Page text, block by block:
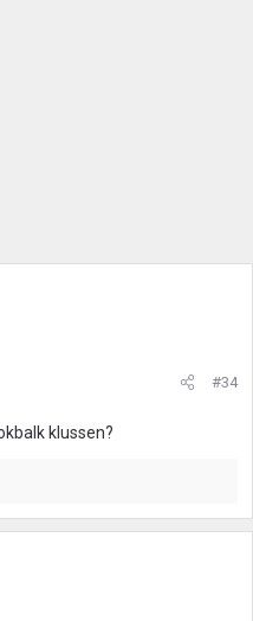
#34
klussen?